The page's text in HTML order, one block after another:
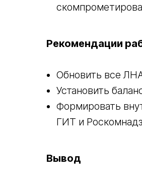
Рекомендации
Обновить все
Установить
Формировать
ГИТ и
Вывод